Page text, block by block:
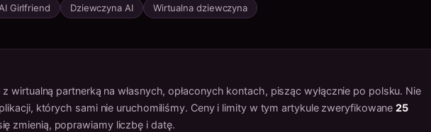
AI Girlfriend Dziewczyna AI Wirtualna dziewczyna
wirtualną partnerką na własnych, opłaconych kontach, pisząc wyłącznie po polsku. Nie
których sami nie uruchomiliśmy. Ceny i limity w tym artykule zweryfikowane25
zmienią, poprawiamy liczbę i datę.